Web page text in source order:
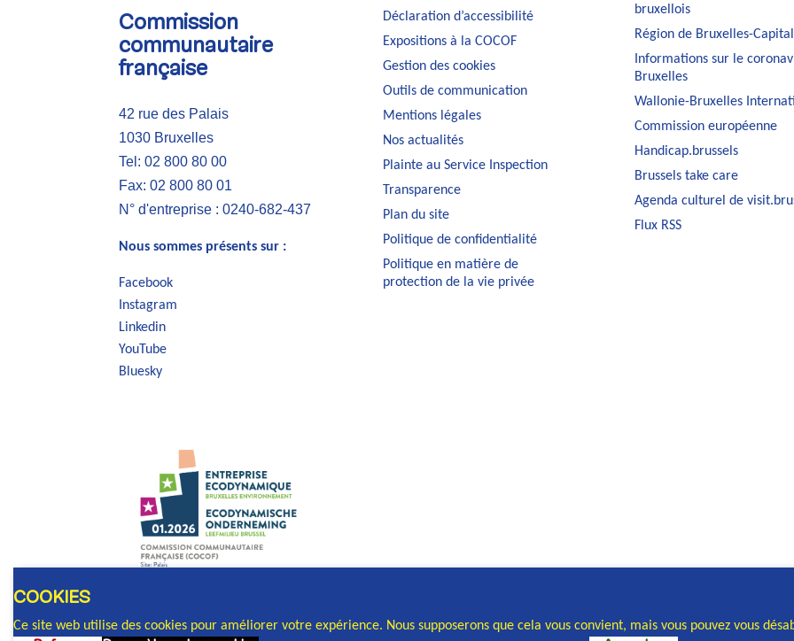
Commission
communautaire
française
42 rue des Palais
1030 Bruxelles
Tel: 02 800 80 00
Fax: 02 800 80 01
N° d'entreprise : 0240-682-437
Nous sommes présents sur :
Facebook
Instagram
Linkedin
YouTube
Bluesky
Déclaration d’accessibilité
Expositions à la COCOF
Gestion des cookies
Outils de communication
Mentions légales
Nos actualités
Plainte au Service Inspection
Transparence
Plan du site
Politique de confidentialité
Politique en matière de
protection de la vie privée
bruxellois
Région de Bruxelles-
Informations sur le
Bruxelles
Wallonie-Bruxelles
Commission européenne
Handicap.brussels
Brussels take care
Agenda culturel de
Flux RSS
COOKIES
Ce site web utilise des cookies pour améliorer votre expérience. Nous supposerons que cela vous convient, mais vous pouvez vous